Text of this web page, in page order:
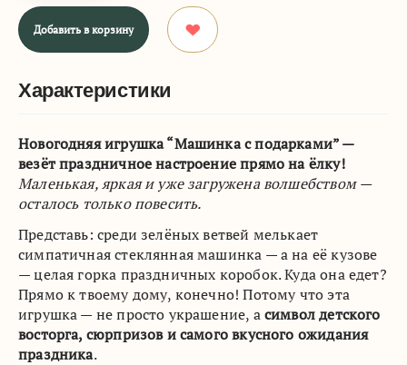
Добавить в корзину
Характеристики
Новогодняя игрушка “Машинка с подарками” —
везёт праздничное настроение прямо на ёлку!
Маленькая, яркая и уже загружена волшебством —
осталось только повесить.
Представь: среди зелёных ветвей мелькает
симпатичная стеклянная машинка — а на её кузове
— целая горка праздничных коробок. Куда она едет?
Прямо к твоему дому, конечно! Потому что эта
игрушка — не просто украшение, асимвол детского
восторга, сюрпризов и самого вкусного ожидания
праздника.